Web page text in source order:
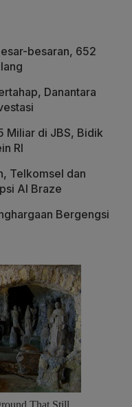
besaran, 652
Danantara
Miliar di JBS, Bidik
RI
Telkomsel dan
AI Braze
Bergengsi